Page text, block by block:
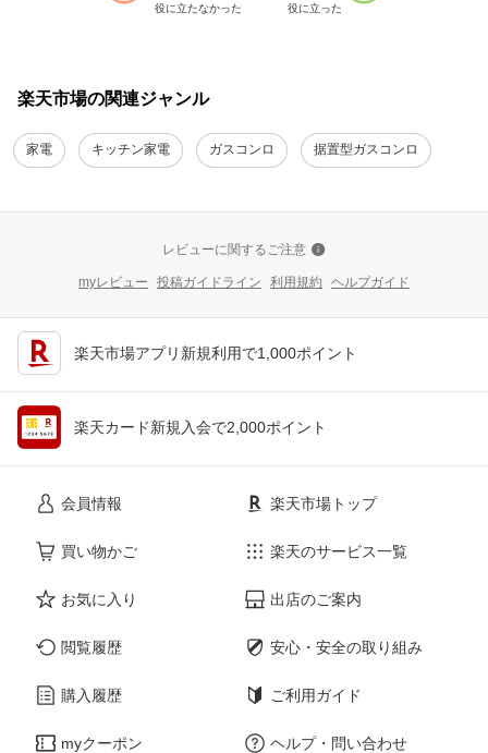
役に立たなかった 役に立った
楽天市場の関連ジャンル
家電 キッチン家電 ガスコンロ 据置型ガスコンロ
レビューに関するご注意
myレビュー 投稿ガイドライン 利用規約 ヘルプガイド
楽天市場アプリ新規利用で1,000ポイント
楽天カード新規入会で2,000ポイント
会員情報
買い物かご
お気に入り
閲覧履歴
購入履歴
myクーポン
楽天市場トップ
楽天のサービス一覧
出店のご案内
安心・安全の取り組み
ご利用ガイド
ヘルプ・問い合わせ